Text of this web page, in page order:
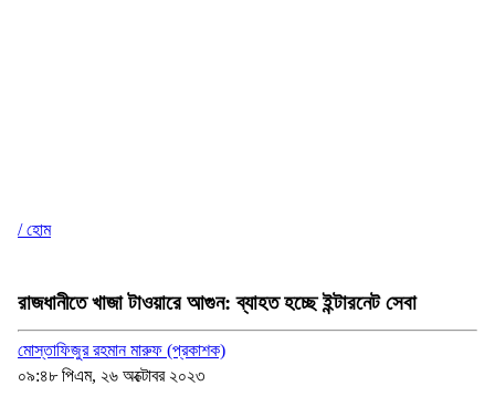
/ হোম
রাজধানীতে খাজা টাওয়ারে আগুন: ব্যাহত হচ্ছে ইন্টারনেট সেবা
মোস্তাফিজুর রহমান মারুফ (প্রকাশক)
০৯:৪৮ পিএম, ২৬ অক্টোবর ২০২৩